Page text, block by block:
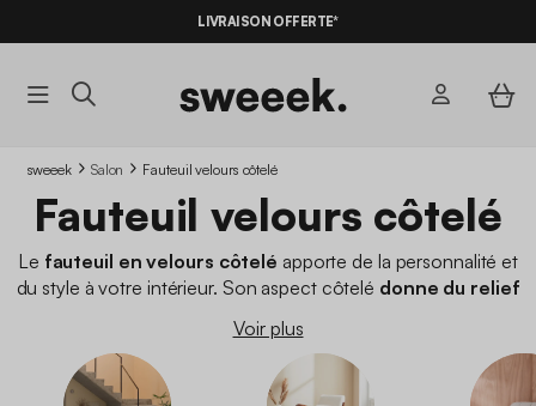
LIVRAISON OFFERTE*
sweeek Salon Fauteuil velours côtelé
Fauteuil velours côtelé
Le fauteuil en velours côtelé apporte de la personnalité et
du style à votre intérieur. Son aspect côtelé donne du relief
céder à la tendance du velours côtelé
? Découvreznos différents modèles et coloris
et choisissez le
fauteuil en velours côtelé qui sublimera votre intérieur.
Voir plus